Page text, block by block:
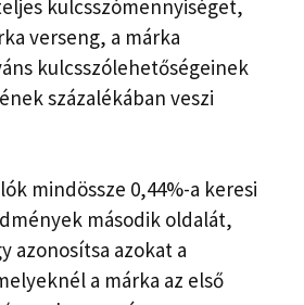
kulcsszómennyiséget,
verseng, a márka
kulcsszólehetőségeinek
százalékában veszi
mindössze 0,44%-a keresi
második oldalát,
azonosítsa azokat a
a márka az első